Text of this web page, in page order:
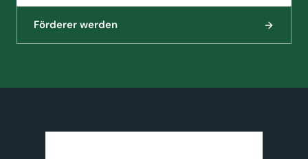
Förderer werden